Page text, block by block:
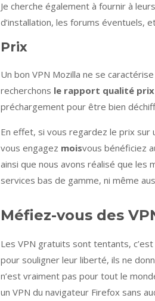
Je cherche également à fournir à
d’installation, les forums éventuels,
Prix
Un bon VPN Mozilla ne se
recherchons le rapport qualité prix
préchargement pour être bien
En effet, si vous regardez le prix
vous engagez moisvous bénéficiez
ainsi que nous avons réalisé que les
services bas de gamme, ni même
Méfiez-vous des
Les VPN gratuits sont tentants,
pour souligner leur liberté, ils ne
n’est vraiment pas pour tout le
un VPN du navigateur Firefox sans